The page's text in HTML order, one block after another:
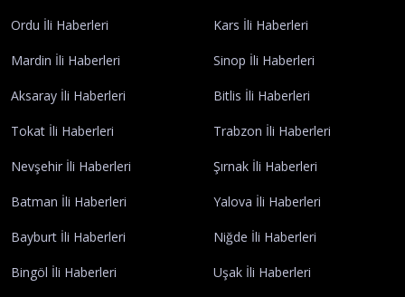
Ordu İli Haberleri Kars İli Haberleri
Mardin İli Haberleri Sinop İli Haberleri
Aksaray İli Haberleri Bitlis İli Haberleri
Tokat İli Haberleri Trabzon İli Haberleri
Nevşehir İli Haberleri Şırnak İli Haberleri
Batman İli Haberleri Yalova İli Haberleri
Bayburt İli Haberleri Niğde İli Haberleri
Bingöl İli Haberleri Uşak İli Haberleri